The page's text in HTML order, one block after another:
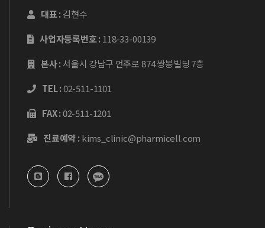
대표 :김현수
사업자등록번호 :118-33-00139
본사 :서울시 강남구 언주로 874 쌍봉빌딩 7층
TEL :02-511-1101
FAX :02-511-1201
진료예약 :kims_clinic@pharmicell.com